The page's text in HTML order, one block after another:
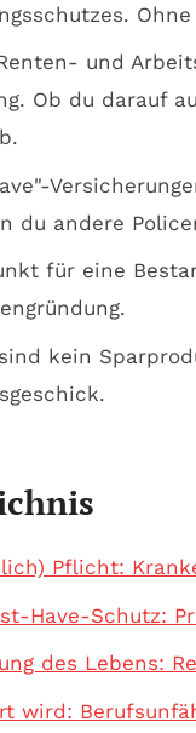
und
Ob du darauf
du andere
für eine
kein
Pflicht:
Have-Schutz:
des Lebens:
wird: